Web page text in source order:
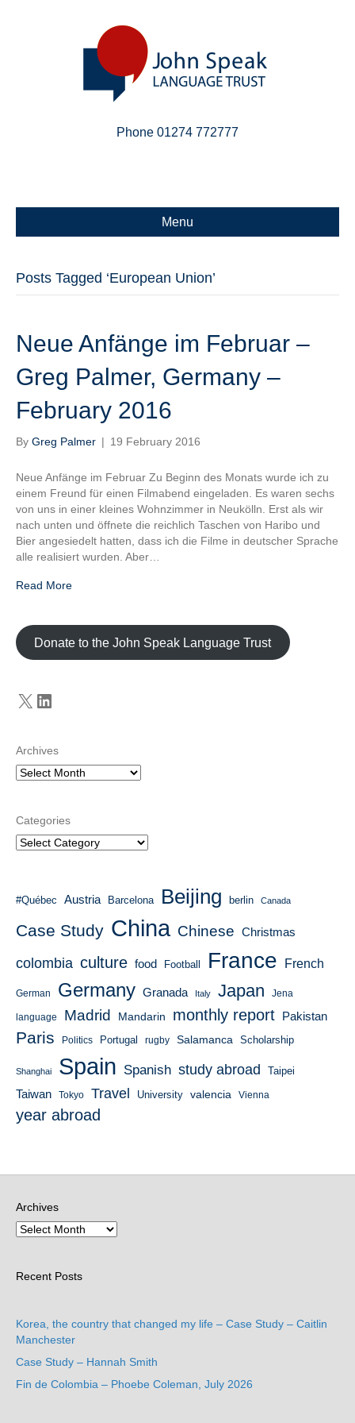
Phone 01274 772777
Menu
Posts Tagged ‘European Union’
Neue Anfänge im Februar –
Greg Palmer, Germany –
February 2016
By Greg Palmer | 19 February 2016
Neue Anfänge im Februar Zu Beginn des Monats wurde ich zu
einem Freund für einen Filmabend eingeladen. Es waren sechs
von uns in einer kleines Wohnzimmer in Neukölln. Erst als wir
nach unten und öffnete die reichlich Taschen von Haribo und
Bier angesiedelt hatten, dass ich die Filme in deutscher Sprache
alle realisiert wurden. Aber…
Read More
Donate to the John Speak Language Trust
X LinkedIn
Archives
Categories
#Québec Austria Barcelona Beijing berlin Canada
Case Study China Chinese Christmas
colombia culture food Football France French
German Germany Granada Italy Japan Jena
language Madrid Mandarin monthly report Pakistan
Paris Politics Portugal rugby Salamanca Scholarship
Shanghai Spain Spanish study abroad Taipei
Taiwan Tokyo Travel University valencia Vienna
year abroad
Archives
Recent Posts
Korea, the country that changed my life – Case Study – Caitlin
Manchester
Case Study – Hannah Smith
Fin de Colombia – Phoebe Coleman, July 2026